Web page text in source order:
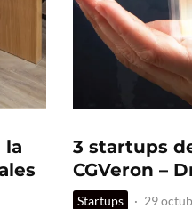
la
3 startups
CGVeron –
Startups · 29